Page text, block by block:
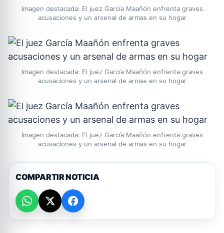
Imagen destacada: El juez García Maañón enfrenta graves
acusaciones y un arsenal de armas en su hogar
Imagen destacada: El juez García Maañón enfrenta graves
acusaciones y un arsenal de armas en su hogar
Imagen destacada: El juez García Maañón enfrenta graves
acusaciones y un arsenal de armas en su hogar
COMPARTIR NOTICIA